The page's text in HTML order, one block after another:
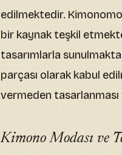
edilmektedir.
bir kaynak teşkil
tasarımlarla
parçası olarak kabul
vermeden
Kimono Modası ve